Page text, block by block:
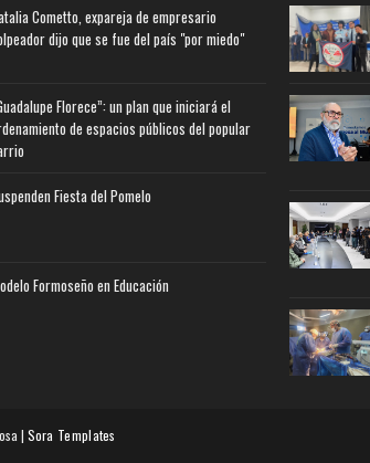
Cometto, expareja de empresario
dijo que se fue del país "por miedo"
Florece”: un plan que iniciará el
de espacios públicos del popular
Fiesta del Pomelo
Formoseño en Educación
| Sora Templates